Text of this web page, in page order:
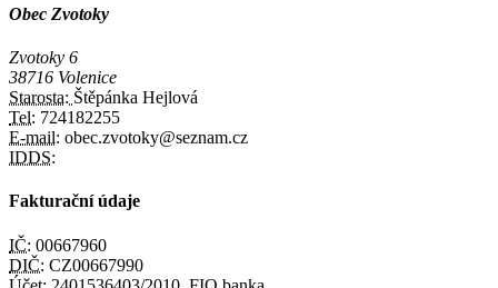
Obec Zvotoky
Zvotoky 6
38716 Volenice
Starosta: Štěpánka Hejlová
Tel: 724182255
E-mail: obec.zvotoky@seznam.cz
IDDS:
Fakturační údaje
IČ: 00667960
DIČ: CZ00667990